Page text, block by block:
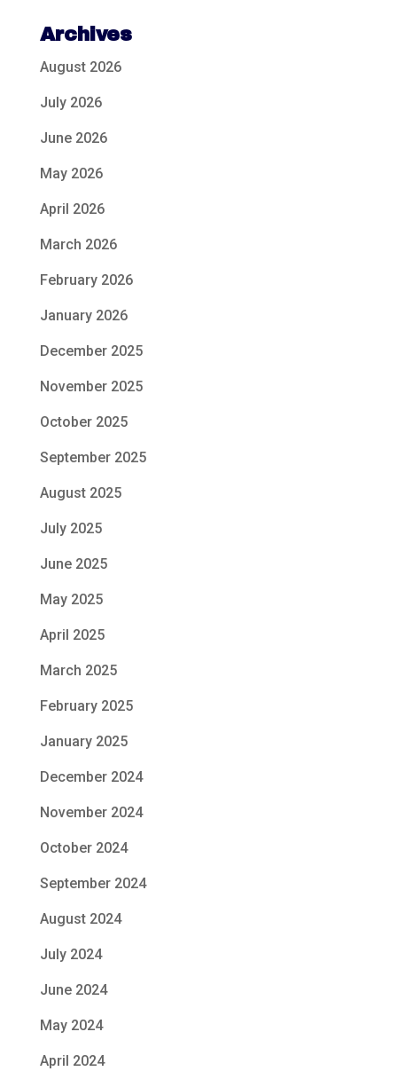
Archives
August 2026
July 2026
June 2026
May 2026
April 2026
March 2026
February 2026
January 2026
December 2025
November 2025
October 2025
September 2025
August 2025
July 2025
June 2025
May 2025
April 2025
March 2025
February 2025
January 2025
December 2024
November 2024
October 2024
September 2024
August 2024
July 2024
June 2024
May 2024
April 2024